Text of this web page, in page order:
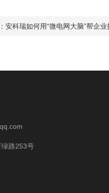
安科瑞如何用“微电网大脑”帮企
路253号